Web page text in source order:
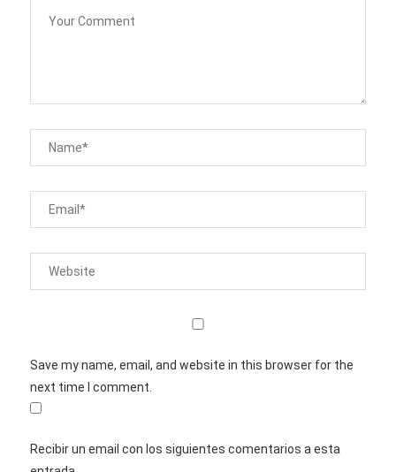
Save my name, email, and website in this browser for the
next time I comment.
Recibir un email con los siguientes comentarios a esta